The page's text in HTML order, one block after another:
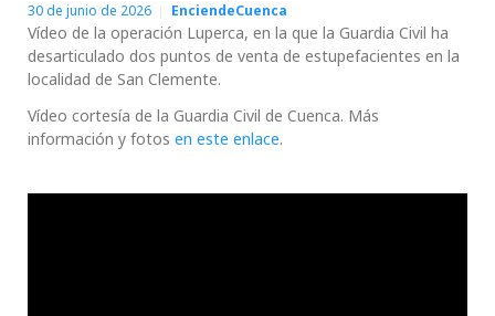
30 de junio de 2026 EnciendeCuenca
Vídeo de la operación Luperca, en la que la Guardia Civil ha
desarticulado dos puntos de venta de estupefacientes en la
localidad de San Clemente.
Vídeo cortesía de la Guardia Civil de Cuenca. Más
información y fotos en este enlace.